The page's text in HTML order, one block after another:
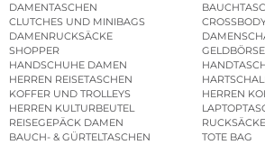
DAMENTASCHEN
CLUTCHES UND MINIBAGS
DAMENRUCKSÄCKE
SHOPPER
HANDSCHUHE DAMEN
HERREN REISETASCHEN
KOFFER UND TROLLEYS
HERREN
HERREN KULTURBEUTEL
REISEGEPÄCK DAMEN
BAUCH- & GÜRTELTASCHEN
TOTE BAG